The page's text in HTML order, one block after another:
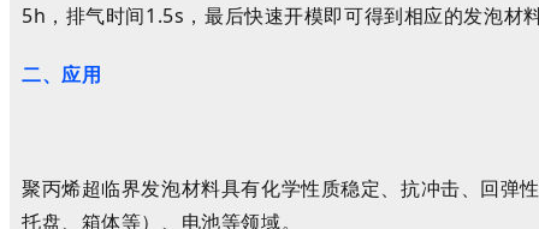
5h ，排气时间1.5s ， 最后快速开模即可得到相应的发泡材
二、应用
聚丙烯超临界发泡材料具有化学性质稳定、抗冲击、回弹
托盘、箱体等）、 电池等领域。